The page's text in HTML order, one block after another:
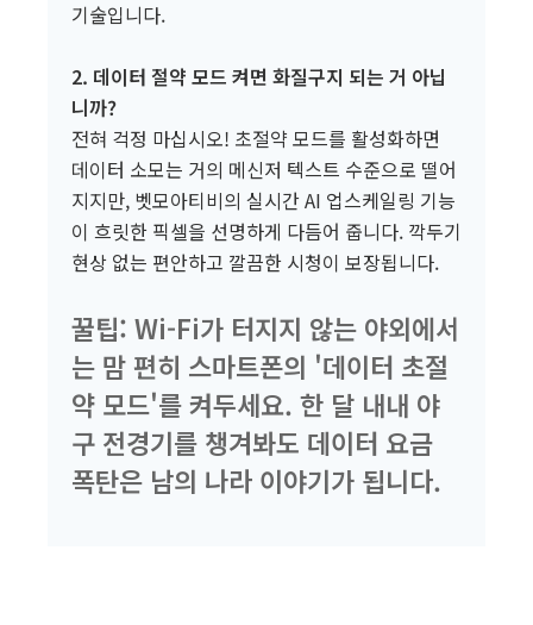
기술입니다.
2. 데이터 절약 모드 켜면 화질구지 되는 거 아닙
니까?
전혀 걱정 마십시오! 초절약 모드를 활성화하면
데이터 소모는 거의 메신저 텍스트 수준으로 떨어
지지만, 벳모아티비의 실시간 AI 업스케일링 기능
이 흐릿한 픽셀을 선명하게 다듬어 줍니다. 깍두기
현상 없는 편안하고 깔끔한 시청이 보장됩니다.
꿀팁: Wi-Fi가 터지지 않는 야외에서
는 맘 편히 스마트폰의 '데이터 초절
약 모드'를 켜두세요. 한 달 내내 야
구 전경기를 챙겨봐도 데이터 요금
폭탄은 남의 나라 이야기가 됩니다.